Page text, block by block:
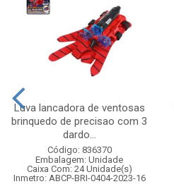
Luva lancadora de ventosas
brinquedo de precisao com 3
dardo...
Código: 836370
Embalagem: Unidade
Caixa Com: 24 Unidade(s)
Inmetro: ABCP-BRI-0404-2023-16